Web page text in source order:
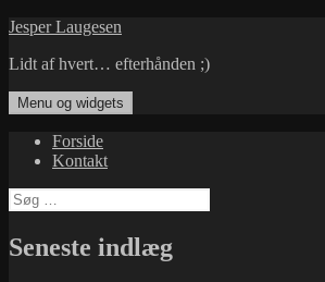
Hop
indhold
Jesper Laugesen
Lidt af hvert… efterhånden ;)
Menu og widgets
Forside
Kontakt
Søg
efter:
Seneste indlæg